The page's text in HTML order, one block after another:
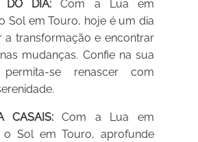
DO DIA: Com a Lua em
Sol em Touro, hoje é um dia
a transformação e encontrar
mudanças. Confie na sua
se renascer com
CASAIS: Com a Lua em
o Sol em Touro, aprofunde